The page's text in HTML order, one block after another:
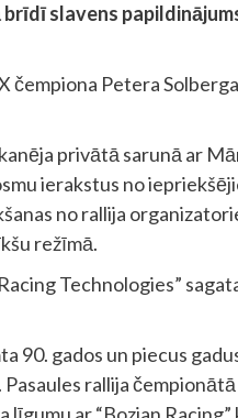
slavens
čempiona Petera
privātā sarunā ar
ierakstus no
no rallija
režīmā.
Technologies”
90. gados un piecus
rallija